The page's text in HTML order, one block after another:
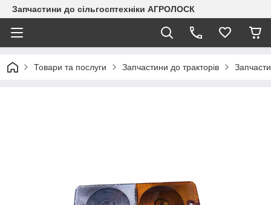
Запчастини до сільгосптехніки АГРОЛОСК
Товари та послуги Запчастини до тракторів